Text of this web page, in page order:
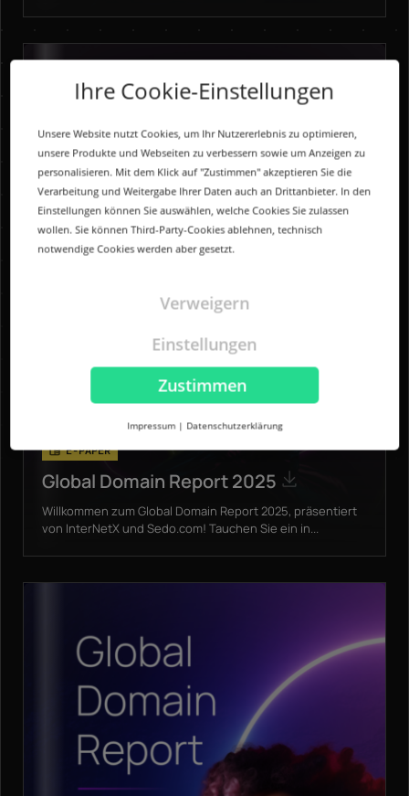
E-PAPER
Global Domain Report 2025
Willkommen zum Global Domain Report 2025, präsentiert
von InterNetX und Sedo.com! Tauchen Sie ein in...
Ihre Cookie-Einstellungen
Unsere Website nutzt Cookies, um Ihr Nutzererlebnis zu optimieren,
unsere Produkte und Webseiten zu verbessern sowie um Anzeigen zu
personalisieren. Mit dem Klick auf "Zustimmen" akzeptieren Sie die
Verarbeitung und Weitergabe Ihrer Daten auch an Drittanbieter. In den
Einstellungen können Sie auswählen, welche Cookies Sie zulassen
wollen. Sie können Third-Party-Cookies ablehnen, technisch
notwendige Cookies werden aber gesetzt.
Zustimmen
Verweigern
Einstellungen
Impressum | Datenschutzerklärung